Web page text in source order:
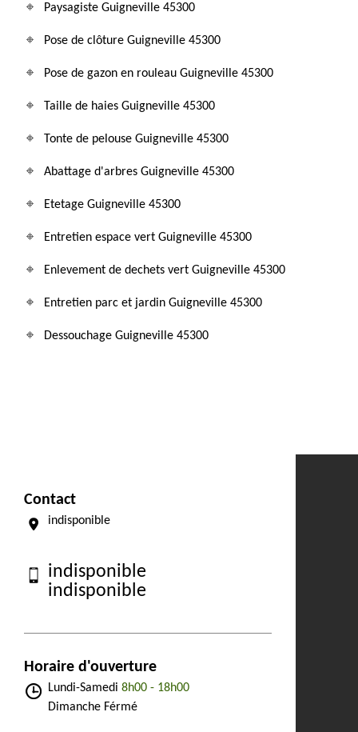
Paysagiste Guigneville 45300
Pose de clôture Guigneville 45300
Pose de gazon en rouleau Guigneville 45300
Taille de haies Guigneville 45300
Tonte de pelouse Guigneville 45300
Abattage d'arbres Guigneville 45300
Etetage Guigneville 45300
Entretien espace vert Guigneville 45300
Enlevement de dechets vert Guigneville 45300
Entretien parc et jardin Guigneville 45300
Dessouchage Guigneville 45300
Contact
indisponible
indisponible
indisponible
Horaire d'ouverture
Lundi-Samedi 8h00 - 18h00
Dimanche Férmé